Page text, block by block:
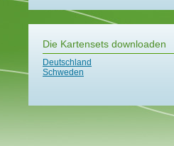
Die Kartensets downloaden
Deutschland
Schweden